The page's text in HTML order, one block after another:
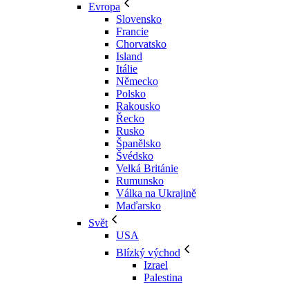
Evropa
Slovensko
Francie
Chorvatsko
Island
Itálie
Německo
Polsko
Rakousko
Řecko
Rusko
Španělsko
Švédsko
Velká Británie
Rumunsko
Válka na Ukrajině
Maďarsko
Svět
USA
Blízký východ
Izrael
Palestina